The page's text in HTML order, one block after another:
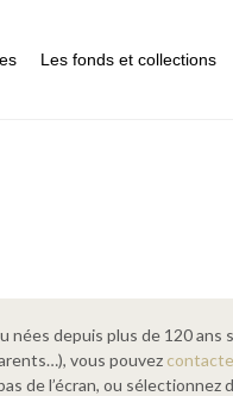
Les fonds et collections
depuis plus de 120
vous pouvez
de l’écran, ou